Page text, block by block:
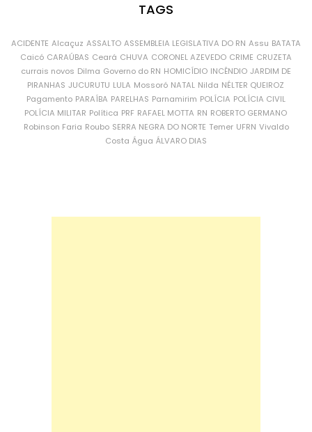
TAGS
ACIDENTE Alcaçuz ASSALTO ASSEMBLEIA LEGISLATIVA DO RN Assu BATATA
Caicó CARAÚBAS Ceará CHUVA CORONEL AZEVEDO CRIME CRUZETA
currais novos Dilma Governo do RN HOMICÍDIO INCÊNDIO JARDIM DE
PIRANHAS JUCURUTU LULA Mossoró NATAL Nilda NÉLTER QUEIROZ
Pagamento PARAÍBA PARELHAS Parnamirim POLÍCIA POLÍCIA CIVIL
POLÍCIA MILITAR Política PRF RAFAEL MOTTA RN ROBERTO GERMANO
Robinson Faria Roubo SERRA NEGRA DO NORTE Temer UFRN Vivaldo
Costa Água ÁLVARO DIAS